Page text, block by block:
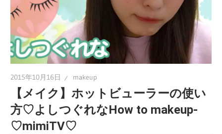
2015年10月16日 makeup
【メイク】ホットビューラーの使い
方♡よしつぐれなHow to makeup-
♡mimiTV♡